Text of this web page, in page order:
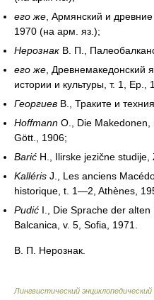
его же , Армянский и
1970 (на арм. яз.);
Нерознак В. П.,
его же , Древнемакедонский
истории и культуры, т. 1, Ер.,
Георгиев В., Траките и
Hoffmann O., Die Makedonen,
Gött., 1906;
Barić H., Ilirske jezične studije,
Kalléris J., Les anciens
historique, t. 1—2, Athènes,
Pudić I., Die Sprache der alten
Balcanica, v. 5, Sofia, 1971.
В. П. Нерознак.
Лингвистический